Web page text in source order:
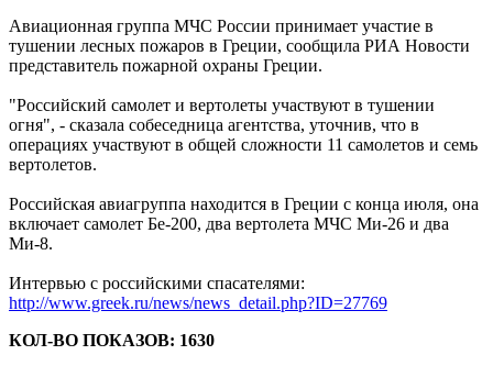
Авиационная группа МЧС России принимает участие в
тушении лесных пожаров в Греции, сообщила РИА Новости
представитель пожарной охраны Греции.
"Российский самолет и вертолеты участвуют в тушении
огня", - сказала собеседница агентства, уточнив, что в
операциях участвуют в общей сложности 11 самолетов и семь
вертолетов.
Российская авиагруппа находится в Греции с конца июля, она
включает самолет Бе-200, два вертолета МЧС Ми-26 и два
Ми-8.
Интервью с российскими спасателями:
http://www.greek.ru/news/news_detail.php?ID=27769
КОЛ-ВО ПОКАЗОВ: 1630